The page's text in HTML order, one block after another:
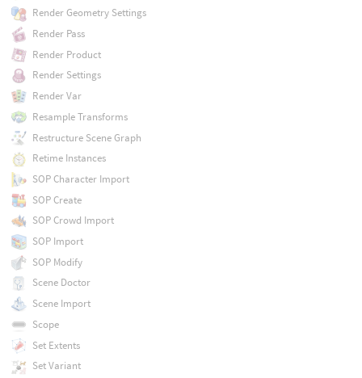
Render Geometry Settings
Render Pass
Render Product
Render Settings
Render Var
Resample Transforms
Restructure Scene Graph
Retime Instances
SOP Character Import
SOP Create
SOP Crowd Import
SOP Import
SOP Modify
Scene Doctor
Scene Import
Scope
Set Extents
Set Variant